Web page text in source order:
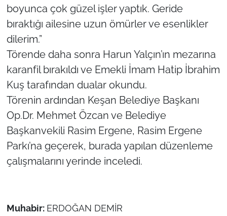
boyunca çok güzel işler yaptık. Geride
bıraktığı ailesine uzun ömürler ve esenlikler
dilerim.”
Törende daha sonra Harun Yalçın’ın mezarına
karanfil bırakıldı ve Emekli İmam Hatip İbrahim
Kuş tarafından dualar okundu.
Törenin ardından Keşan Belediye Başkanı
Op.Dr. Mehmet Özcan ve Belediye
Başkanvekili Rasim Ergene, Rasim Ergene
Parkı’na geçerek, burada yapılan düzenleme
çalışmalarını yerinde inceledi.
Muhabir: ERDOĞAN DEMİR